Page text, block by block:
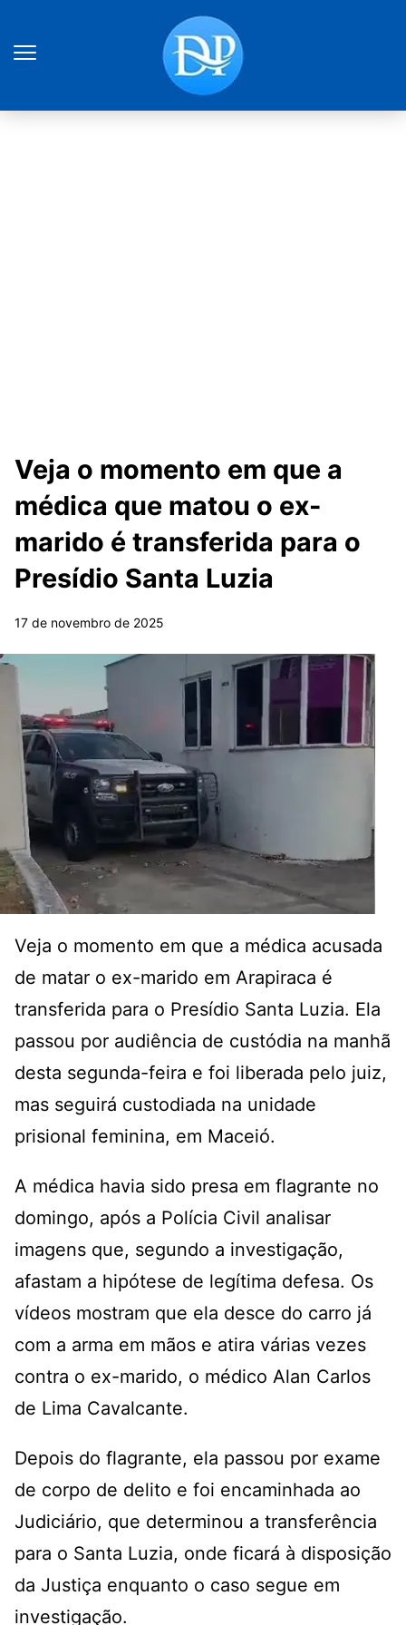
Veja o momento em que a
médica que matou o ex-
marido é transferida para o
Presídio Santa Luzia
17 de novembro de 2025
Veja o momento em que a médica acusada
de matar o ex-marido em Arapiraca é
transferida para o Presídio Santa Luzia. Ela
passou por audiência de custódia na manhã
desta segunda-feira e foi liberada pelo juiz,
mas seguirá custodiada na unidade
prisional feminina, em Maceió.
A médica havia sido presa em flagrante no
domingo, após a Polícia Civil analisar
imagens que, segundo a investigação,
afastam a hipótese de legítima defesa. Os
vídeos mostram que ela desce do carro já
com a arma em mãos e atira várias vezes
contra o ex-marido, o médico Alan Carlos
de Lima Cavalcante.
Depois do flagrante, ela passou por exame
de corpo de delito e foi encaminhada ao
Judiciário, que determinou a transferência
para o Santa Luzia, onde ficará à disposição
da Justiça enquanto o caso segue em
investigação.